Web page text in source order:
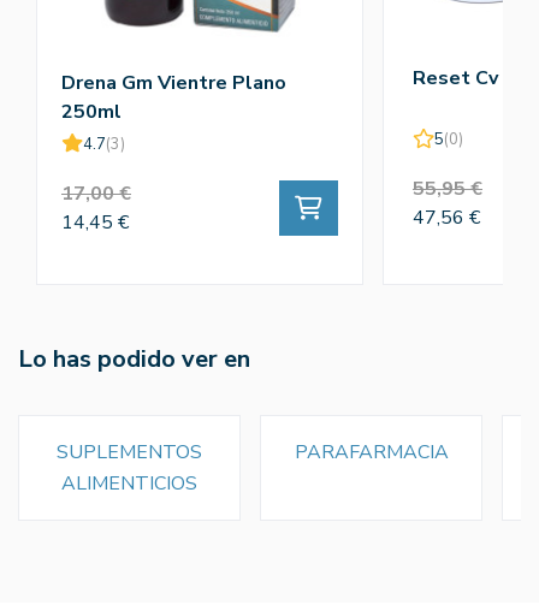
Drena Gm Vientre Plano
250ml
4.7(3)
17,00 €
14,45 €
Reset Cv
5(0)
55,95 €
47,56 €
Lo has podido ver en
SUPLEMENTOS
ALIMENTICIOS
PARAFARMACIA